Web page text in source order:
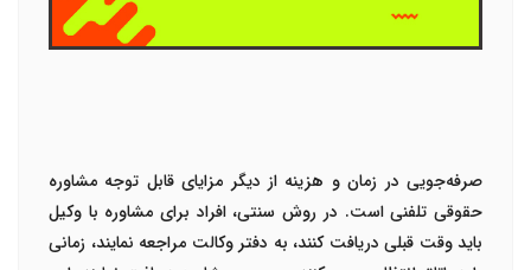
صرفه‌جویی در زمان و هزینه از دیگر مزایای قابل توجه مشاوره
حقوقی تلفنی است. در روش سنتی، افراد برای مشاوره با وکیل
باید وقت قبلی دریافت کنند، به دفتر وکالت مراجعه نمایند، زمانی